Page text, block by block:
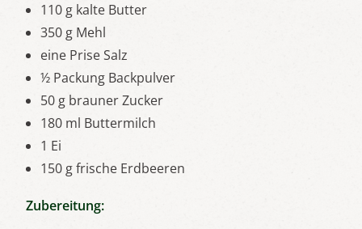
110 g kalte Butter
350 g Mehl
eine Prise Salz
½ Packung Backpulver
50 g brauner Zucker
180 ml Buttermilch
1 Ei
150 g frische Erdbeeren
Zubereitung: